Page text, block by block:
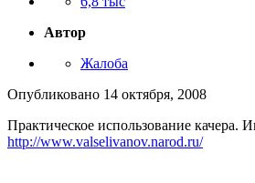
Автор
Жалоба
Опубликовано 14 октября, 2008
Практическое использование качера.
http://www.valselivanov.narod.ru/